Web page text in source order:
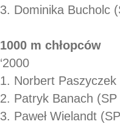
3. Dominika Bucholc
1000 m chłopców
‘2000
1. Norbert
2. Patryk Banach
3. Paweł Wielandt